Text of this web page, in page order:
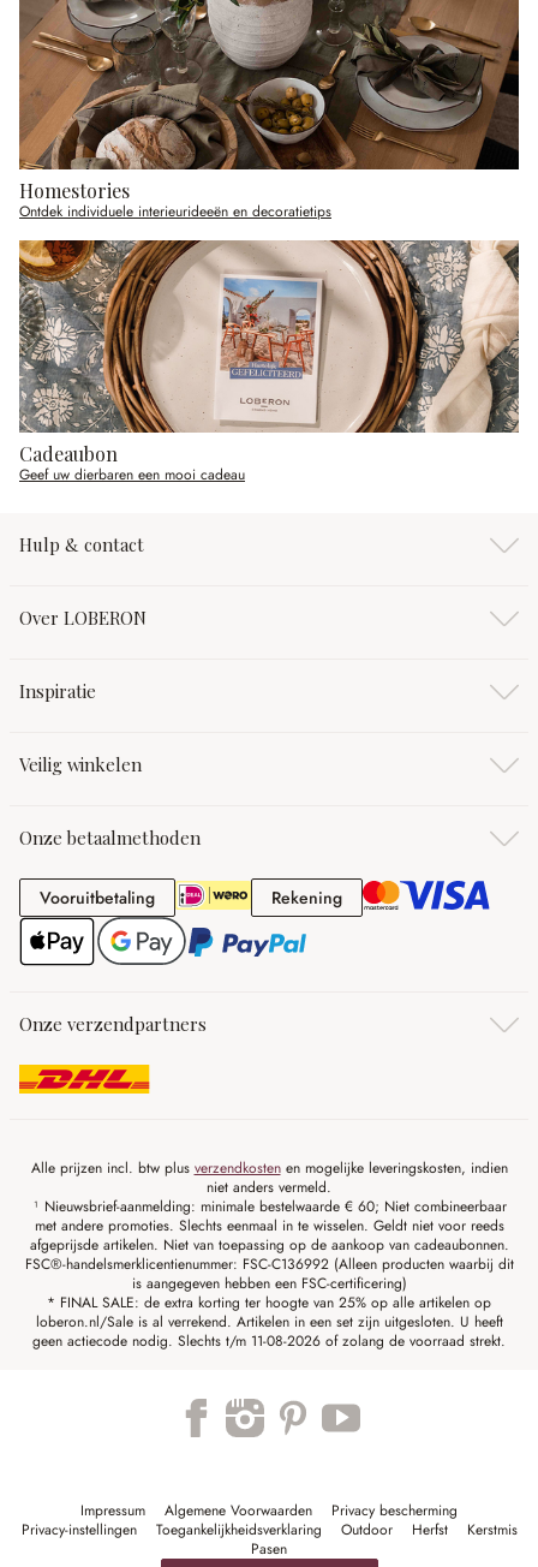
Homestories
Ontdek individuele interieurideeën en decoratietips
Cadeaubon
Geef uw dierbaren een mooi cadeau
Hulp & contact
Over LOBERON
Inspiratie
Veilig winkelen
Onze betaalmethoden
VooruitbetalingVooruitbetaling RekeningRekening
Onze verzendpartners
Alle prijzen incl. btw plus verzendkostenen mogelijke leveringskosten, indien
niet anders vermeld.
¹ Nieuwsbrief-aanmelding: minimale bestelwaarde € 60; Niet combineerbaar
met andere promoties. Slechts eenmaal in te wisselen. Geldt niet voor reeds
afgeprijsde artikelen. Niet van toepassing op de aankoop van cadeaubonnen.
FSC®-handelsmerklicentienummer: FSC-C136992 (Alleen producten waarbij dit
is aangegeven hebben een FSC-certificering)
* FINAL SALE: de extra korting ter hoogte van 25% op alle artikelen op
loberon.nl/Sale is al verrekend. Artikelen in een set zijn uitgesloten. U heeft
geen actiecode nodig. Slechts t/m 11-08-2026 of zolang de voorraad strekt.
Impressum Algemene Voorwaarden
Privacy bescherming
Privacy-instellingen
Toegankelijkheidsverklaring Outdoor Herfst
Kerstmis
Pasen